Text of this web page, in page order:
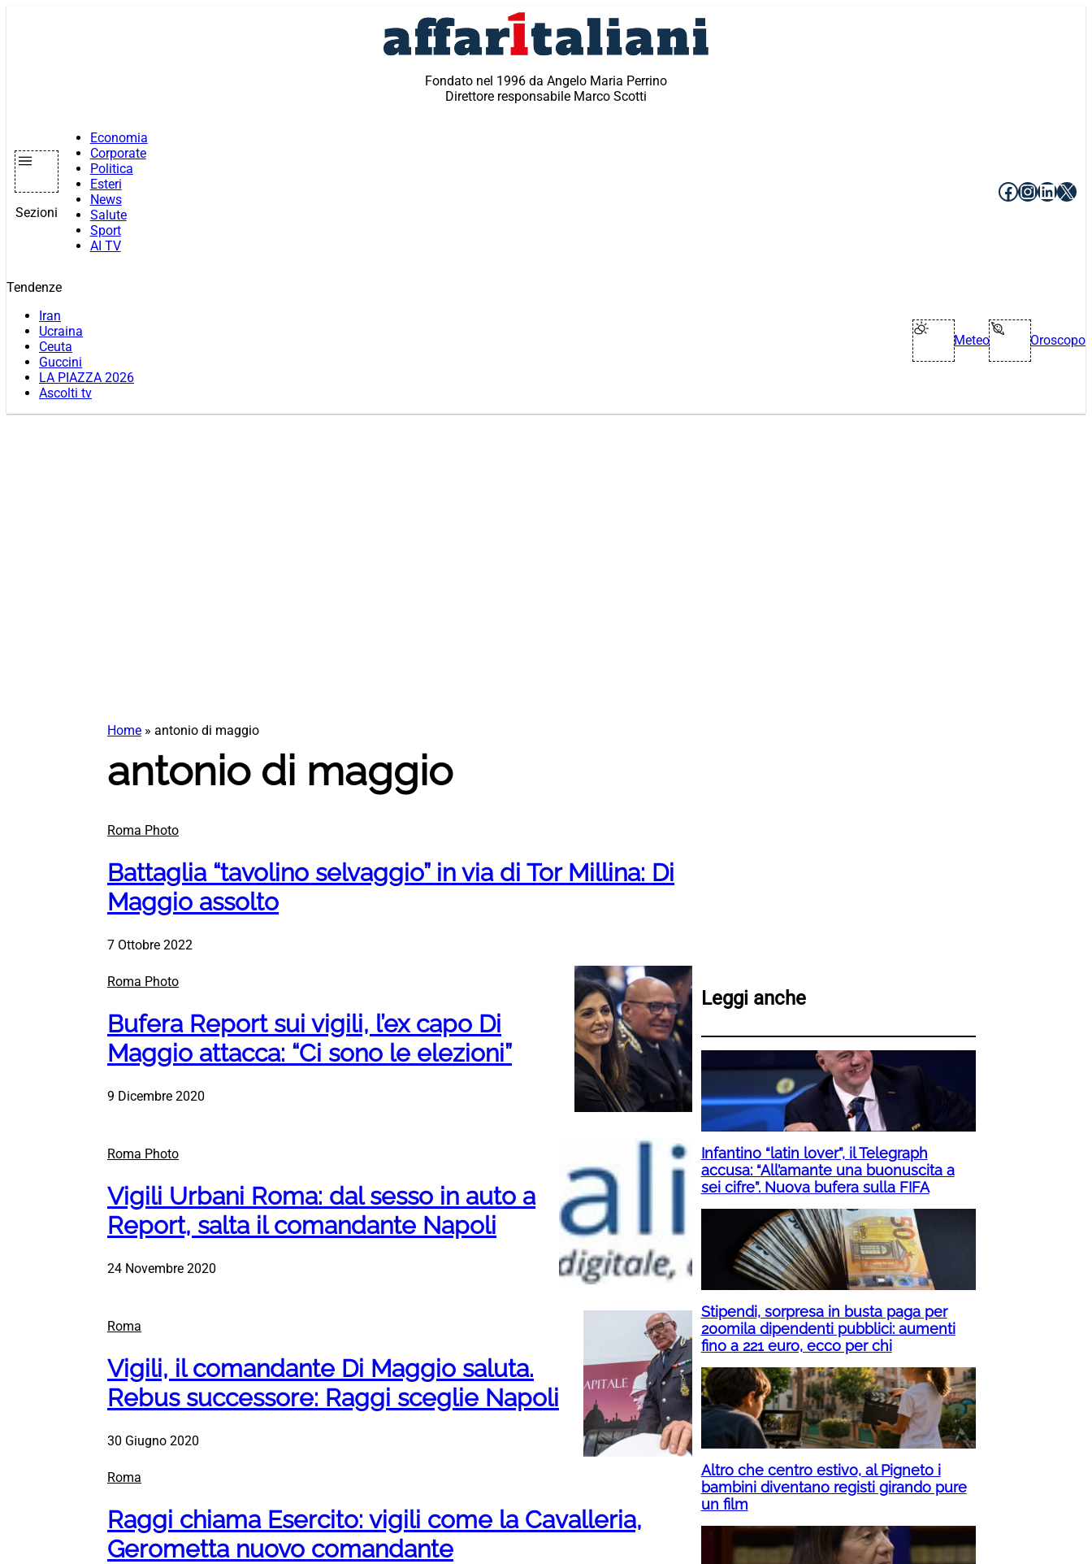
Fondato nel 1996 da Angelo Maria Perrino
Direttore responsabile Marco Scotti
Sezioni
Economia
Corporate
Politica
Esteri
News
Salute
Sport
AI TV
Facebook
X
Tendenze
Iran
Ucraina
Ceuta
Guccini
LA PIAZZA 2026
Ascolti tv
Meteo Oroscopo
Home » antonio di maggio
antonio di maggio
Roma Photo
Battaglia “tavolino selvaggio” in via di Tor Millina: Di
Maggio assolto
7 Ottobre 2022
Roma Photo
Bufera Report sui vigili, l’ex capo Di
Maggio attacca: “Ci sono le elezioni”
9 Dicembre 2020
Roma Photo
Vigili Urbani Roma: dal sesso in auto a
Report, salta il comandante Napoli
24 Novembre 2020
Roma
Vigili, il comandante Di Maggio saluta.
Rebus successore: Raggi sceglie Napoli
30 Giugno 2020
Roma
Raggi chiama Esercito: vigili come la Cavalleria,
Gerometta nuovo comandante
Leggi anche
Infantino “latin lover”, il Telegraph
accusa: “All’amante una buonuscita a
sei cifre”. Nuova bufera sulla FIFA
Stipendi, sorpresa in busta paga per
200mila dipendenti pubblici: aumenti
fino a 221 euro, ecco per chi
Altro che centro estivo, al Pigneto i
bambini diventano registi girando pure
un film